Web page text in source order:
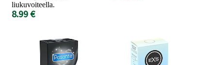
liukuvoiteella.
8.99 €